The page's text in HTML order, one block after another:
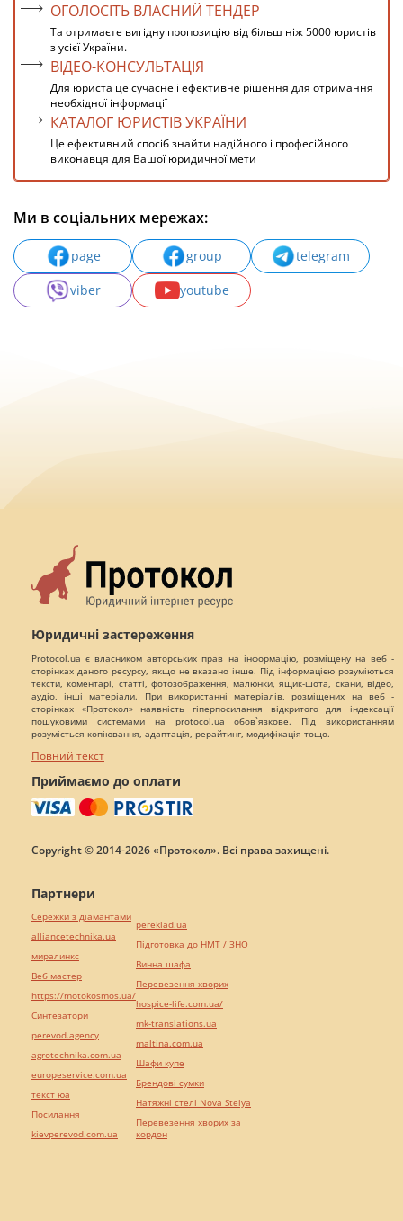
ОГОЛОСІТЬ ВЛАСНИЙ ТЕНДЕР
Та отримаєте вигідну пропозицію від більш ніж 5000 юристів
з усієї України.
ВІДЕО-КОНСУЛЬТАЦІЯ
Для юриста це сучасне і ефективне рішення для отримання
необхідної інформації
КАТАЛОГ ЮРИСТІВ УКРАЇНИ
Це ефективний спосіб знайти надійного і професійного
виконавця для Вашої юридичної мети
Ми в соціальних мережах:
page group
telegram
viber
youtube
Юридичні застереження
Protocol.ua є власником авторських прав на інформацію, розміщену на веб -
сторінках даного ресурсу, якщо не вказано інше. Під інформацією розуміються
тексти, коментарі, статті, фотозображення, малюнки, ящик-шота, скани, відео,
аудіо, інші матеріали. При використанні матеріалів, розміщених на веб -
сторінках «Протокол» наявність гіперпосилання відкритого для індексації
пошуковими системами на protocol.ua обов`язкове. Під використанням
розуміється копіювання, адаптація, рерайтинг, модифікація тощо.
Повний текст
Приймаємо до оплати
Copyright © 2014-2026 «Протокол». Всі права захищені.
Партнери
Сережки з діамантами
alliancetechnika.ua
миралинкс
Веб мастер
https://motokosmos.ua/
Синтезатори
perevod.agency
agrotechnika.com.ua
europeservice.com.ua
текст юа
Посилання
kievperevod.com.ua
pereklad.ua
Підготовка до НМТ / ЗНО
Винна шафа
Перевезення хворих
hospice-life.com.ua/
mk-translations.ua
maltina.com.ua
Шафи купе
Брендові сумки
Натяжні стелі Nova Stelya
Перевезення хворих за
кордон